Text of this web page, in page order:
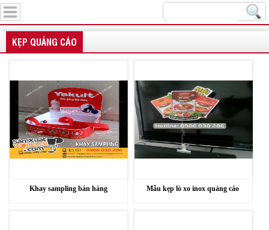
Menu
KẸP QUẢNG CÁO
Khay sampling bán hàng Mẫu kẹp lò xo inox quảng cáo